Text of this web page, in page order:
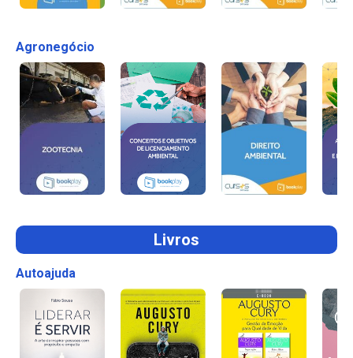
Agronegócio
Livros
Autoajuda